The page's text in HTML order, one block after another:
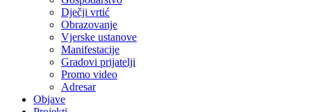
Dječji vrtić
Obrazovanje
Vjerske ustanove
Manifestacije
Gradovi prijatelji
Promo video
Adresar
Objave